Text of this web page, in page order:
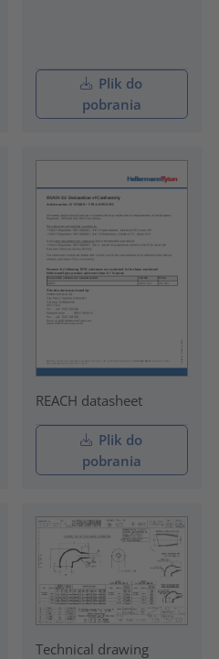
Plik do
pobrania
REACH datasheet
Plik do
pobrania
Technical drawing